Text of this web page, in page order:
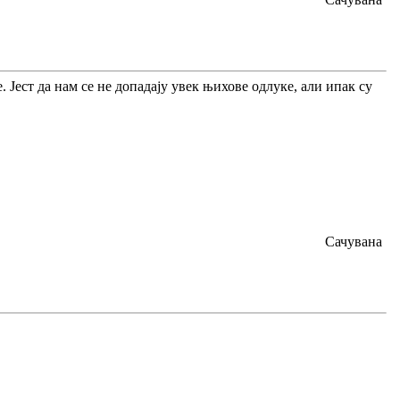
да нам се не допадају увек њихове одлуке, али ипак су
Сачувана